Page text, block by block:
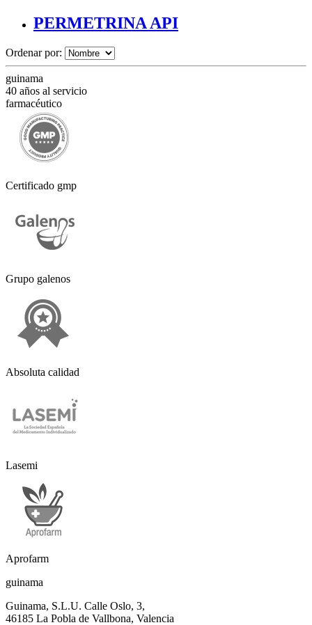
PERMETRINA API
Ordenar por:
guinama
40 años al servicio
farmacéutico
Certificado gmp
Grupo galenos
Absoluta calidad
Lasemi
Aprofarm
guinama
Guinama, S.L.U. Calle Oslo, 3,
46185 La Pobla de Vallbona, Valencia